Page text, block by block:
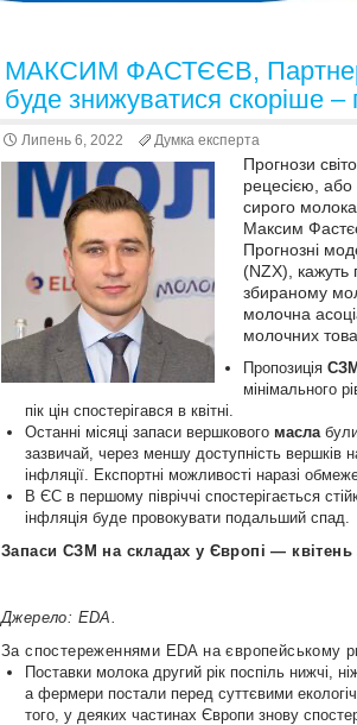
МАКСИМ ФАСТЄЄВ, Партнер
буде знижуватися скоріше –
Липень 6, 2022 Думка експерта
Прогнози
рецесією, або
сирого
Максим
Прогнозні
(NZX), кажуть
збираному
молочна
молочних
Пропозиція СЗМ
мінімального
пік цін спостерігався в квітні.
Останні місяці запаси вершкового масла
зазвичай, через меншу доступність вершків
інфляції. Експортні можливості наразі
В ЄС в першому півріччі спостерігається
інфляція буде провокувати подальший спад.
Запаси СЗМ на складах у Європі — квітень
Джерело: EDA.
За спостереженнями EDA на європейському
Поставки молока другий рік поспіль нижчі,
а фермери постали перед суттєвими
того, у деяких частинах Європи знову